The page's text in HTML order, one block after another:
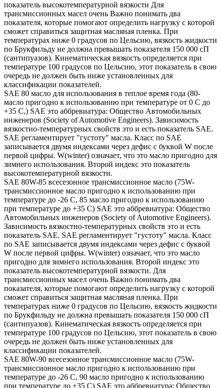
показатель высокотемпературной вязкости Для
трансмиссионных масел очень Важно понимать два
показателя, которые помогают определить нагрузку с которой
сможет справиться защитная масляная пленка. При
температурах ниже 0 градусов по Цельсию, вязкость жидкости
по Брукфильду не должна превышать показателя 150 000 сП
(сантипуазов). Кинематическая вязкость определяется при
температуре 100 градусов по Цельсию, этот показатель в свою
очередь не должен быть ниже установленных для
классификации показателей.
SAE 80 масло для использования в теплое время года (80-
масло пригодно к использованию при температуре от 0 С до
+35 С,) SAE это аббревиатура: Общество Автомобильных
инженеров (Society of Automotive Engineers). Зависимость
вязкостно-температурных свойств это и есть показатель SAE.
SAE регламентирует "густоту" масла. Класс по SAE
записывается двумя индексами через дефис с буквой W после
первой цифры. W(winter) означает, что это масло пригодно для
зимнего использования. Второй индекс это показатель
высокотемпературной вязкости.
SAE 80W-85 всесезонное трансмиссионное масло (75W-
трансмиссионное масло пригодно к использованию при
температуре до -26 С, 85 масло пригодно к использованию
при температуре до +35 С) SAE это аббревиатура: Общество
Автомобильных инженеров (Society of Automotive Engineers).
Зависимость вязкостно-температурных свойств это и есть
показатель SAE. SAE регламентирует "густоту" масла. Класс
по SAE записывается двумя индексами через дефис с буквой
W после первой цифры. W(winter) означает, что это масло
пригодно для зимнего использования. Второй индекс это
показатель высокотемпературной вязкости. Для
трансмиссионных масел очень Важно понимать два
показателя, которые помогают определить нагрузку с которой
сможет справиться защитная масляная пленка. При
температурах ниже 0 градусов по Цельсию, вязкость жидкости
по Брукфильду не должна превышать показателя 150 000 сП
(сантипуазов). Кинематическая вязкость определяется при
температуре 100 градусов по Цельсию, этот показатель в свою
очередь не должен быть ниже установленных для
классификации показателей.
SAE 80W-90 всесезонное трансмиссионное масло (75W-
трансмиссионное масло пригодно к использованию при
температуре до -26 С, 90 масло пригодно к использованию
при температуре до +35 С) SAE это аббревиатура: Общество